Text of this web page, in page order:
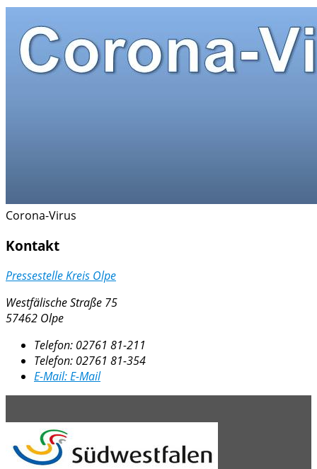
Corona-Virus
Kontakt
Pressestelle Kreis Olpe
Westfälische Straße 75
57462 Olpe
Telefon: 02761 81-211
Telefon: 02761 81-354
E-Mail:E-Mail